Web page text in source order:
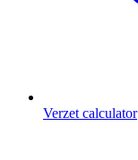
Verzet calculator